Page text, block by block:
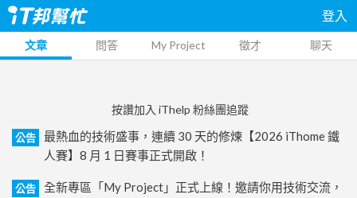
登入
文章 問答 My Project 徵才 聊天
按讚加入 iThelp 粉絲團追蹤
公告
最熱血的技術盛事，連續 30 天的修煉【2026 iThome 鐵
人賽】8 月 1 日賽事正式開啟！
公告
全新專區「My Project」正式上線！邀請你用技術交流，